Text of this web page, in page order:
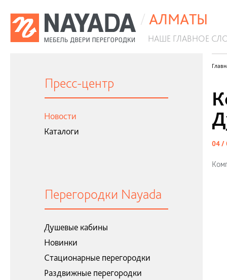
/ АЛМАТЫ
НАШЕ ГЛАВНОЕ
Пресс-центр
Новости
Каталоги
Перегородки Nayada
Душевые кабины
Новинки
Стационарные перегородки
Раздвижные перегородки
04 /